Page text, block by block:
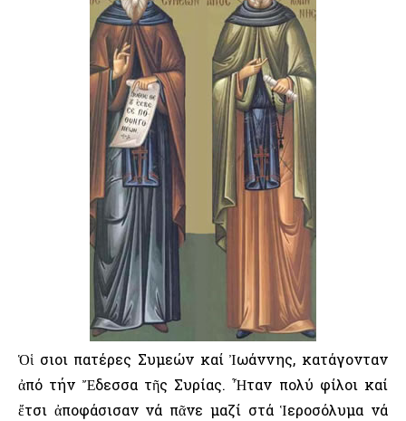
Ὁἱ Ὅσιοι πατέρες Συμεών καί Ἰωάννης, κατάγονταν
ἀπό τήν Ἔδεσσα τῆς Συρίας. Ἦταν πολύ φίλοι καί
ἔτσι ἀποφάσισαν νά πᾶνε μαζί στά Ἱεροσόλυμα νά